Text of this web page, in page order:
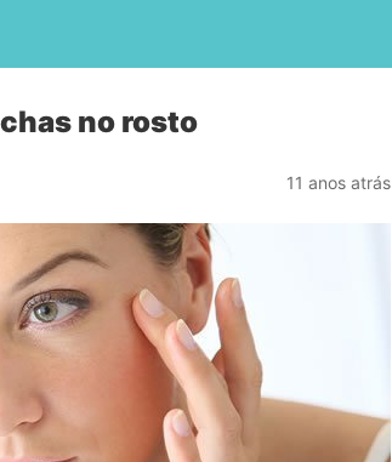
no rosto
11 anos atrás